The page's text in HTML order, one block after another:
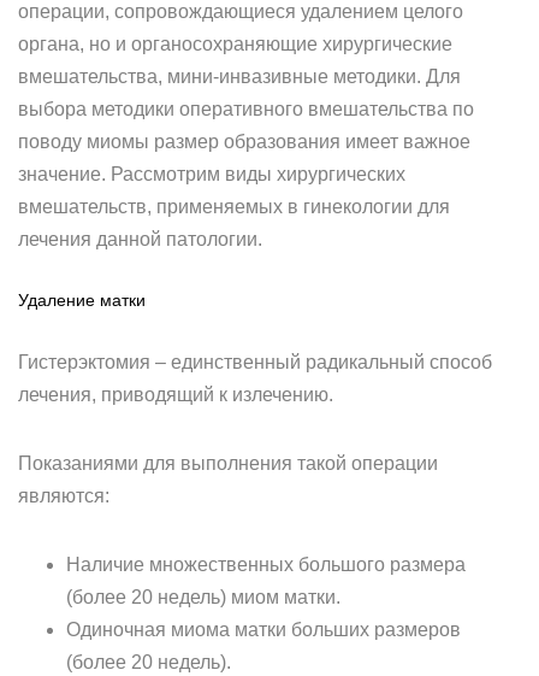
операции, сопровождающиеся удалением целого
органа, но и органосохраняющие хирургические
вмешательства, мини-инвазивные методики. Для
выбора методики оперативного вмешательства по
поводу миомы размер образования имеет важное
значение. Рассмотрим виды хирургических
вмешательств, применяемых в гинекологии для
лечения данной патологии.
Удаление матки
Гистерэктомия – единственный радикальный способ
лечения, приводящий к излечению.
Показаниями для выполнения такой операции
являются:
Наличие множественных большого размера
(более 20 недель) миом матки.
Одиночная миома матки больших размеров
(более 20 недель).